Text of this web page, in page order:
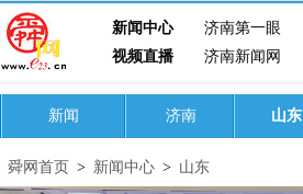
新闻中心 济南第一眼
视频直播
济南新闻网
新闻 济南 山东
舜网首页 > 新闻中心 > 山东